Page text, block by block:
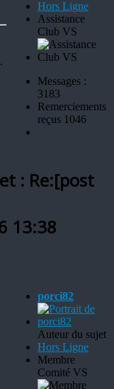
Hors Ligne
Assistance
Club VS
Messages :
3183
Remerciements
reçus 1046
: Re:[post
13:38
porci82
Auteur du sujet
Hors Ligne
Membre
Comité VS